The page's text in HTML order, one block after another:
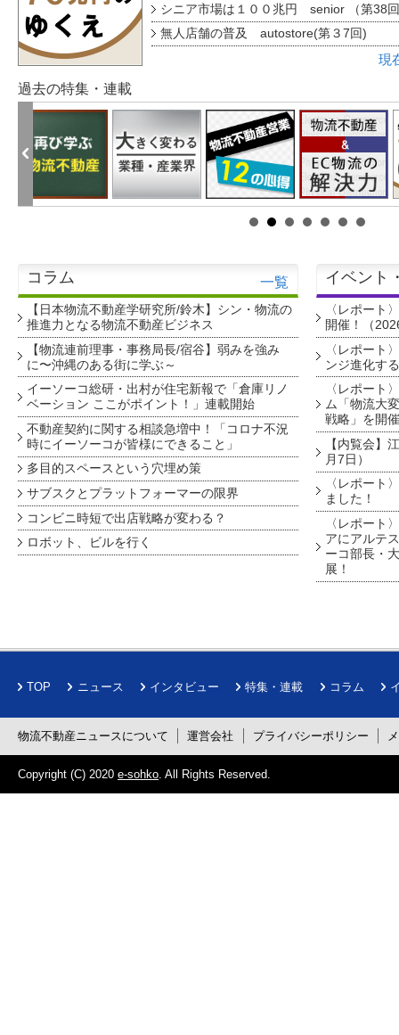
シニア市場は１００兆円 senior （第38
無人店舗の普及 autostore(第３7回)
現
過去の特集・連載
コラム 一覧
【日本物流不動産学研究所/鈴木】シン・物流の
推進力となる物流不動産ビジネス
【物流連前理事・事務局長/宿谷】弱みを強み
に〜沖縄のある街に学ぶ～
イーソーコ総研・出村が住宅新報で「倉庫リノ
ベーション ここがポイント！」連載開始
不動産契約に関する相談急増中！「コロナ不況
時にイーソーコが皆様にできること」
多目的スペースという穴埋め策
サブスクとプラットフォーマーの限界
コンビニ時短で出店戦略が変わる？
ロボット、ビルを行く
イベント
〈レポート
開催！（
〈レポート
ンジ進化す
〈レポート
ム「物流大
戦略」を開
【内覧会】
月7日）
〈レポート
ました！
〈レポート
アにアルテ
ーコ部長・
展！
TOP ニュース インタビュー 特集・連載 コラム
物流不動産ニュースについて 運営会社 プライバシーポリシー
Copyright (C) 2020 e-sohko. All Rights Reserved.